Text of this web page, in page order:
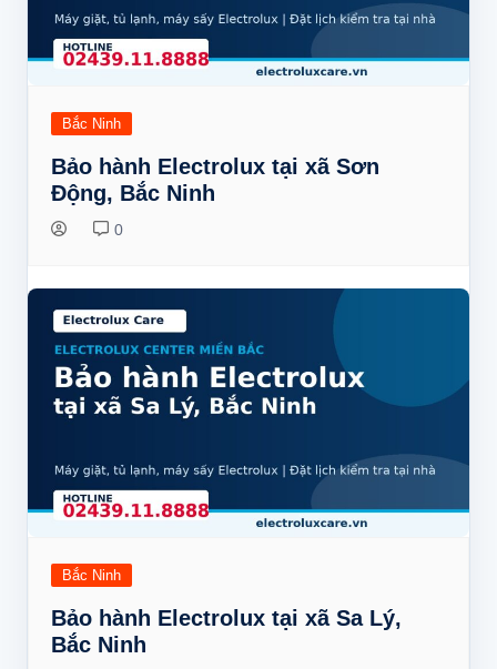
Bắc Ninh
Bảo hành Electrolux tại xã Sơn
Động, Bắc Ninh
0
Bắc Ninh
Bảo hành Electrolux tại xã Sa Lý,
Bắc Ninh